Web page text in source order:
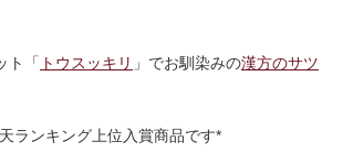
ト「 トウスッキリ 」でお馴染みの漢方のサツ
ランキング上位入賞商品です*